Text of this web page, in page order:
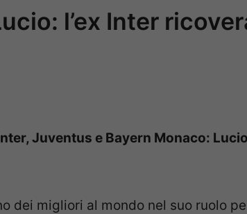
l’ex Inter
Juventus e Bayern Monaco:
dei migliori al mondo nel suo ruolo